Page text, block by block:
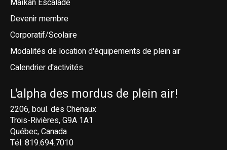
Maïkan Escalade
Devenir membre
Corporatif/Scolaire
Modalités de location d'équipements de plein air
Calendrier d'activités
L'alpha des mordus de plein air!
2206, boul. des Chenaux
Trois-Rivières, G9A 1A1
Québec, Canada
Tél: 819.694.7010